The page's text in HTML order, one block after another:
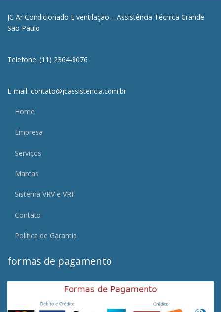
JC Ar Condicionado E ventilação – Assistência Técnica Grande
São Paulo
Telefone: (11) 2364-8076
E-mail: contato@jcassistencia.com.br
Home
Empresa
Serviços
Marcas
Sistema VRV e VRF
Contato
Política de Garantia
formas de pagamento